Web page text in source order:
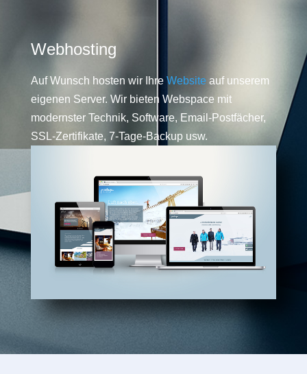
Webhosting
Auf Wunsch hosten wir Ihre Website auf unserem
eigenen Server. Wir bieten Webspace mit
modernster Technik, Software, Email-Postfächer,
SSL-Zertifikate, 7-Tage-Backup usw.